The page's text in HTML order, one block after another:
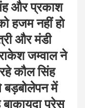
और प्रकाश
हजम नहीं हो
और मंडी
जम्वाल ने
कौल सिंह
बड़बोलेपन में
प्रेस